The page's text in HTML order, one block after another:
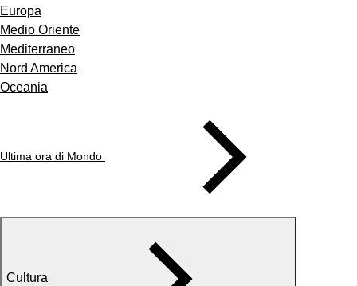
Europa
Medio Oriente
Mediterraneo
Nord America
Oceania
Ultima ora di Mondo
Cultura